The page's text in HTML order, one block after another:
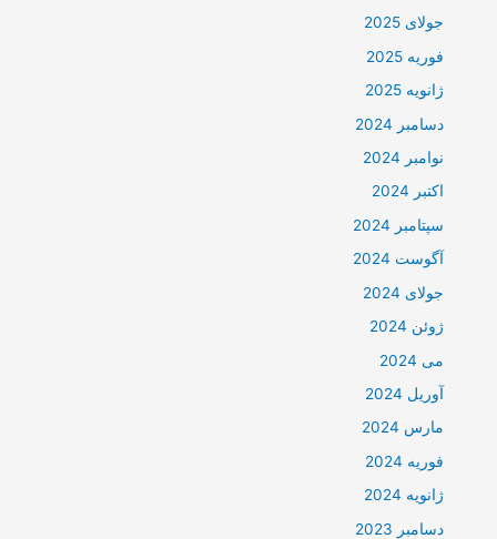
جولای 2025
فوریه 2025
ژانویه 2025
دسامبر 2024
نوامبر 2024
اکتبر 2024
سپتامبر 2024
آگوست 2024
جولای 2024
ژوئن 2024
می 2024
آوریل 2024
مارس 2024
فوریه 2024
ژانویه 2024
دسامبر 2023